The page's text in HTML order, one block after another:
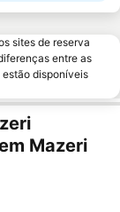
sites de reserva
entre as
disponíveis
Mazeri